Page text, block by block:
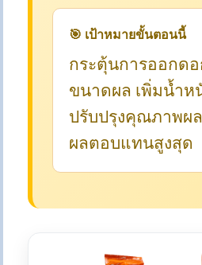
🎯 เป้าหมายขั้นตอนนี้
กระตุ้นการออกด
ขนาดผล เพิ่มน้ำห
ปรับปรุงคุณภาพผ
ผลตอบแทนสูงสุด